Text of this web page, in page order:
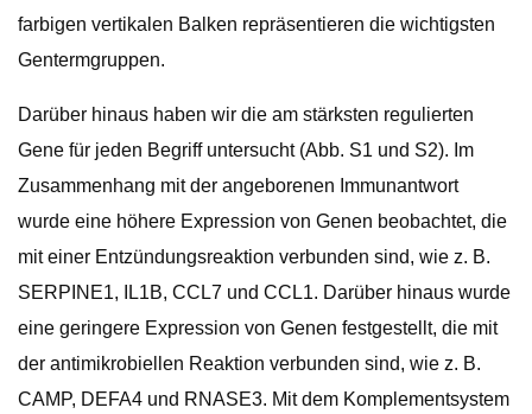
farbigen vertikalen Balken repräsentieren die wichtigsten
Gentermgruppen.
Darüber hinaus haben wir die am stärksten regulierten
Gene für jeden Begriff untersucht (Abb. S1 und S2). Im
Zusammenhang mit der angeborenen Immunantwort
wurde eine höhere Expression von Genen beobachtet, die
mit einer Entzündungsreaktion verbunden sind, wie z. B.
SERPINE1, IL1B, CCL7 und CCL1. Darüber hinaus wurde
eine geringere Expression von Genen festgestellt, die mit
der antimikrobiellen Reaktion verbunden sind, wie z. B.
CAMP, DEFA4 und RNASE3. Mit dem Komplementsystem